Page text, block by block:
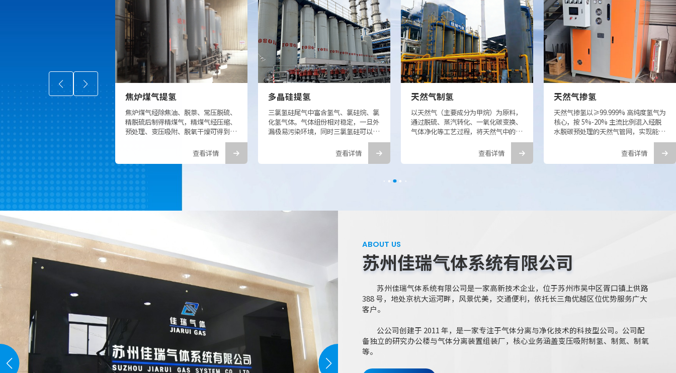
焦炉煤气提氢
焦炉煤气经除焦油、脱萘、常压脱硫、
精脱硫后制得精煤气，精煤气经压缩、
预处理、变压吸附、脱氧干燥可得到高
纯度氢气。
我司提供的焦炉煤气提氢装置，技术成
熟，在电厂和煤化工领域大量应用。
查看详情
多晶硅提氢
三氯氢硅尾气中富含氢气、氯硅烷、氯
化氢气体。气体组份相对稳定，一旦外
漏极易污染环境，同时三氯氢硅可以空
气中的微量水反应水解是二氧化硅和盐
酸，加速阀门的损坏，影响现场装置和
人员的安全。
查看详情
天然气制氢
以天然气（主要成分为甲烷）为原料，
通过脱硫、蒸汽转化、一氧化碳变换、
气体净化等工艺过程，将天然气中的烃
类物质转化为高纯度氢气的工业制氢方
查看详情
天然气掺氢
天然气掺氢以≥99.999% 高纯度氢气为
核心，按 5%-20% 主流比例混入经脱
水脱碳预处理的天然气管网，实现能源
方案无需改变用能习惯，复用现有设
施，燃烧零碳排、减排 5%-20%，成
查看详情
生物质制氢
生物制氢是生物质通过气化、
化脱氢等生理代谢过程产氢的
称，是可持续获氢的重要途径
我司深耕该领域多年，技术成
可高效转化稻壳、秸秆、木屑
查看
ABOUT US
苏州佳瑞气体系统有限公司
苏州佳瑞气体系统有限公司是一家高新技术企业，位于苏州市吴中区胥口镇上供路
388 号，地处京杭大运河畔，风景优美，交通便利，依托长三角优越区位优势服务广大
客户。
公公司创建于 2011 年，是一家专注于气体分离与净化技术的科技型公司。公司配
备独立的研究办公楼与气体分离装置组装厂，核心业务涵盖变压吸附制氢、制氮、制氧
等。